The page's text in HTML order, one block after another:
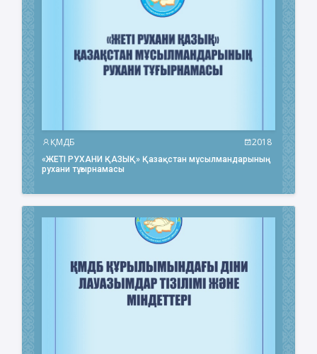
ҚМДБ 2018
«ЖЕТІ РУХАНИ ҚАЗЫҚ» Қазақстан мұсылмандарының
рухани тұғырнамасы